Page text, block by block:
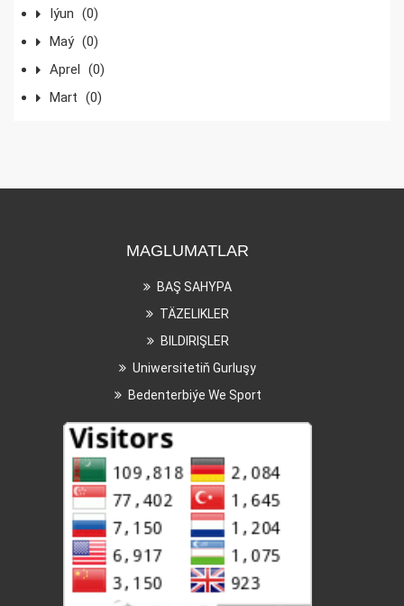
Iýun (0)
Maý (0)
Aprel (0)
Mart (0)
MAGLUMATLAR
BAŞ SAHYPA
TÄZELIKLER
BILDIRIŞLER
Uniwersitetiň Gurluşy
Bedenterbiýe We Sport